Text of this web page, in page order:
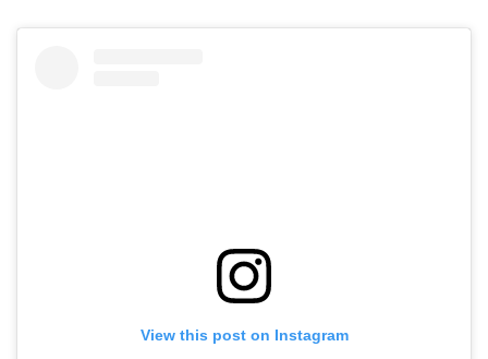
View this post on Instagram